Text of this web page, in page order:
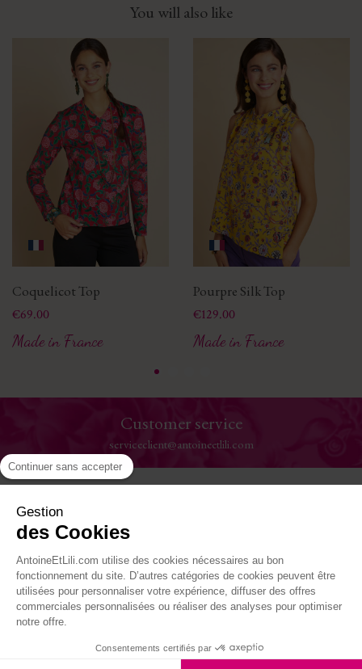
You will also like
Coquelicot Top
Price
€69.00
Made in France
Pourpre Silk Top
Price
€129.00
Made in France
Customer service
serviceclient@antoineetlili.com
The House
Where to find us
Follow-us
Continuer sans accepter
Gestion
des Cookies
AntoineEtLili.com utilise des cookies nécessaires au bon
fonctionnement du site. D’autres catégories de cookies peuvent être
utilisées pour personnaliser votre expérience, diffuser des offres
commerciales personnalisées ou réaliser des analyses pour optimiser
notre offre.
Consentements certifiés par